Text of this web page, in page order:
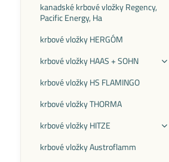
kanadské krbové vložky Regency,
Pacific Energy, Ha
krbové vložky HERGÓM
krbové vložky HAAS + SOHN
krbové vložky HS FLAMINGO
krbové vložky THORMA
krbové vložky HITZE
krbové vložky Austroflamm